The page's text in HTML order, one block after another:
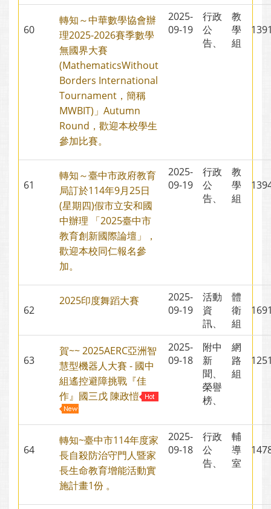
60
轉知～中華數學協會辦
理2025-2026賽季數學
無國界大賽
(MathematicsWithout
Borders International
Tournament，簡稱
MWBIT)」Autumn
Round，歡迎本校學生
參加比賽。
2025-
09-19
行政
公
告、
教
學
組
61
轉知～臺中市政府教育
局訂於114年9月25日
(星期四)假市立安和國
中辦理 「2025臺中市
教育創新國際論壇」，
歡迎本校同仁報名參
加。
2025-
09-19
行政
公
告、
教
學
組
62
2025印度舞蹈大賽
2025-
09-19
活動
資
訊、
體
衛
組
63
賀~~ 2025AERC亞洲智
慧型機器人大賽 - 國中
組遙控避障挑戰『佳
作』國三戊 陳政愷
2025-
09-18
附中
新
聞、
榮譽
榜、
網
路
組
64
轉知~臺中市114年度家
長自殺防治守門人暨家
長生命教育增能活動實
施計畫1份 。
2025-
09-18
行政
公
告、
輔
導
室